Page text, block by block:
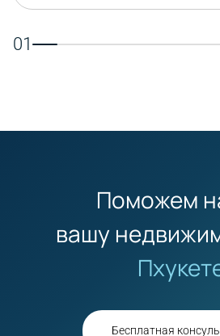
01
Поможем
вашу
Бесплатная